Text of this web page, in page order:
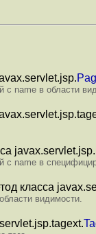
с name в области
javax.servlet.jsp.
с name в
класса
видимости.